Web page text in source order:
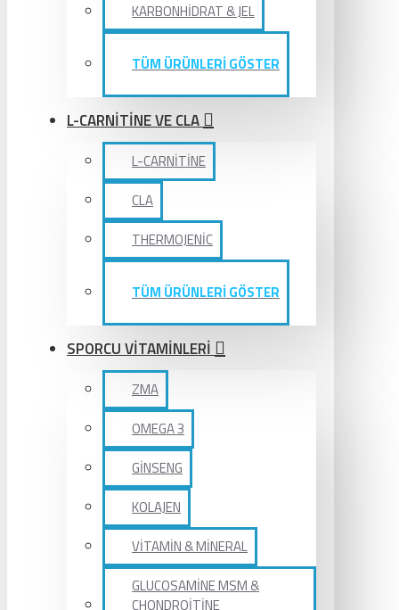
KARBONHİDRAT & JEL
TÜM ÜRÜNLERİ GÖSTER
L-CARNİTİNE VE CLA
L-CARNİTİNE
CLA
THERMOJENİC
TÜM ÜRÜNLERİ GÖSTER
SPORCU VİTAMİNLERİ
ZMA
OMEGA 3
GİNSENG
KOLAJEN
VİTAMİN & MİNERAL
GLUCOSAMİNE MSM &
CHONDROİTİNE